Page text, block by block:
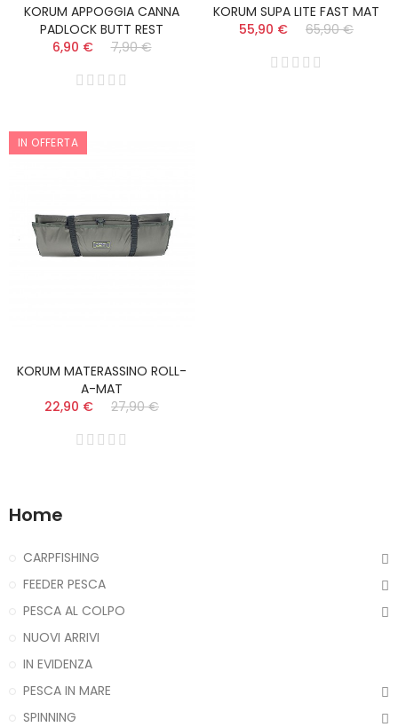
KORUM APPOGGIA CANNA
PADLOCK BUTT REST
6,90 €
7,90 €
KORUM SUPA LITE FAST MAT
55,90 €
65,90 €
IN OFFERTA
KORUM MATERASSINO ROLL-
A-MAT
22,90 €
27,90 €
Home
CARPFISHING
FEEDER PESCA
PESCA AL COLPO
NUOVI ARRIVI
IN EVIDENZA
PESCA IN MARE
SPINNING